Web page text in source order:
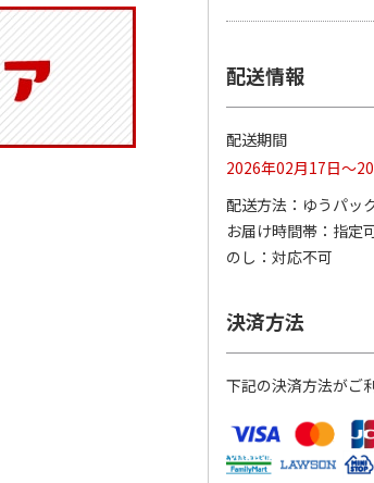
コーデュロイ生地ラ
キティ KCOB2
2,200円
(送料別・税込)
配送情報
配送期間
2026年02月17日～
配送方法
ゆうパッ
お届け時間帯
指定
のし
対応不可
決済方法
下記の決済方法がご